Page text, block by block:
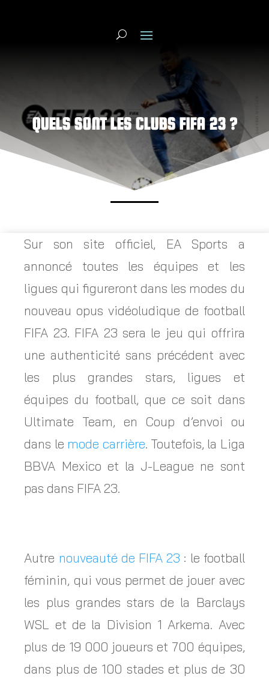
QUELS SONT LES CLUBS FIFA 23 ?
Sur son site officiel, EA Sports a
annoncé toutes les équipes et les
ligues qui figureront dans les modes du
nouveau opus vidéoludique de football
FIFA 23. FIFA 23 sera le jeu qui offrira
une authenticité sans précédent avec
les plus grandes stars, ligues et
équipes du football, que ce soit dans
Ultimate Team, en Coup d’envoi ou
dans le mode carrière. Toutefois, la Liga
BBVA Mexico et la J-League ne sont
pas dans FIFA 23.
Autre nouveauté de FIFA 23 : le football
féminin, qui vous permet de jouer avec
les plus grandes stars de la Barclays
WSL et de la Division 1 Arkema. Avec
plus de 19 000 joueurs et 700 équipes,
dans plus de 100 stades et plus de 30